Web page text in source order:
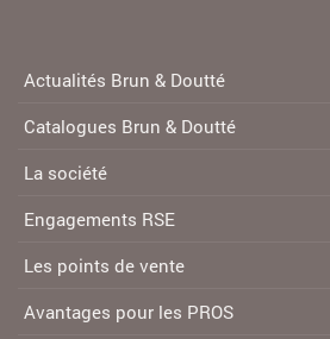
Actualités Brun & Doutté
Catalogues Brun & Doutté
La société
Engagements RSE
Les points de vente
Avantages pour les PROS